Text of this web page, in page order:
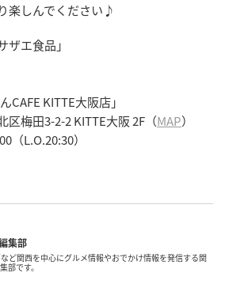
楽しんでください♪
エ食品」
CAFE KITTE大阪店」
区梅田3-2-2 KITTE大阪 2F（MAP）
（L.O.20:30）
集部
ど関西を中心にグルメ情報やおでかけ情報を発信する関
部です。